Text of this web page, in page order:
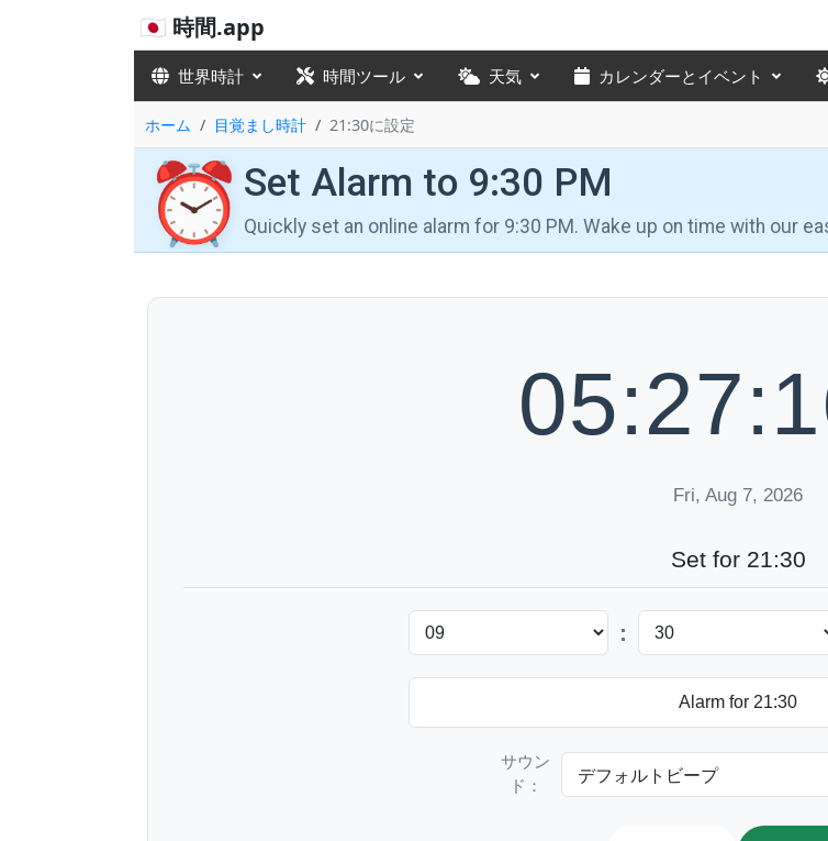
🇯🇵 時間.app
世界時計 時間ツール 天気 カレンダーとイベント
ホーム 目覚まし時計 21:30に設定
⏰ Set Alarm to 9:30 PM
Quickly set an online alarm for 9:30 PM. Wake up on time with our
Fri, Aug 7, 2026
Set for 21:30
:
サウン
ド：